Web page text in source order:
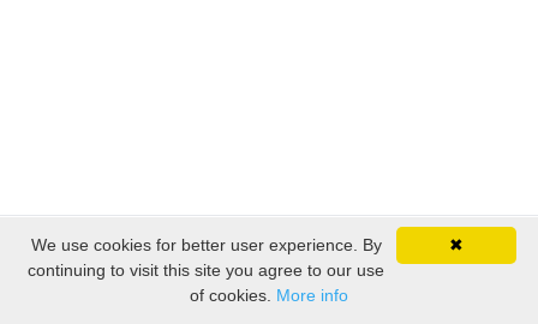
Direitos autorais © 2026 EmpireSP - Serviços de
Alojamento. Todos os direitos reservados.
✖
We use cookies for better user experience. By
continuing to visit this site you agree to our use
of cookies. More info